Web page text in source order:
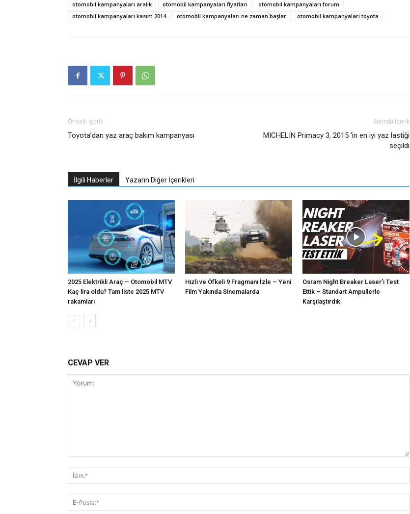
otomobil kampanyaları aralık
otomobil kampanyaları fiyatları
otomobil kampanyaları forum
otomobil kampanyaları kasım 2014
otomobil kampanyaları ne zaman başlar otomobil kampanyaları toyota
Önceki İçerik
Toyota’dan yaz araç bakım kampanyası
Sonraki İçerik
MICHELIN Primacy 3, 2015 ‘in en iyi yaz lastiği
seçildi
İlgili Haberler Yazarın Diğer İçerikleri
2025 Elektrikli Araç – Otomobil MTV
Kaç lira oldu? Tam liste 2025 MTV
rakamları
Hızlı ve Öfkeli 9 Fragmanı İzle – Yeni
Film Yakında Sinemalarda
Osram Night Breaker Laser’ı Test
Ettik – Standart Ampullerle
Karşılaştırdık
CEVAP VER